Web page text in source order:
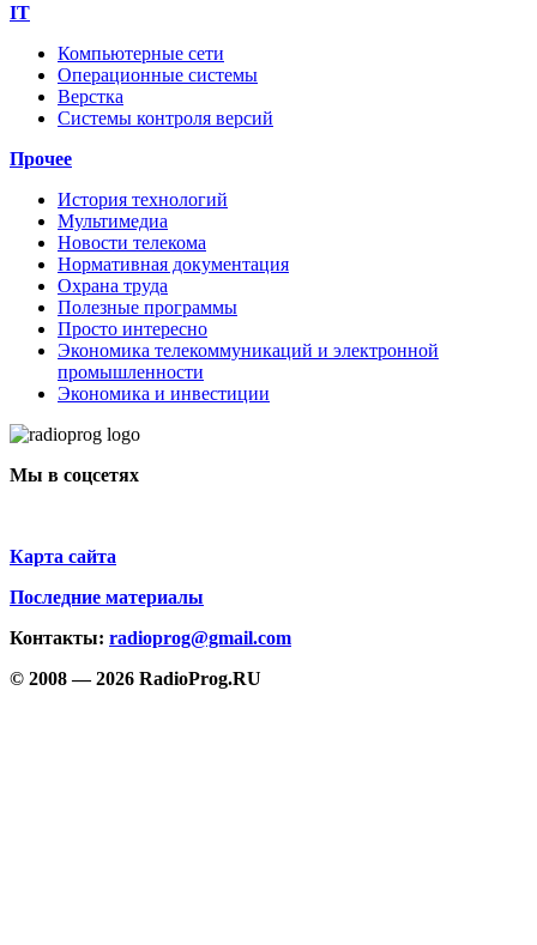
IT
Компьютерные сети
Операционные системы
Верстка
Системы контроля версий
Прочее
История технологий
Мультимедиа
Новости телекома
Нормативная документация
Охрана труда
Полезные программы
Просто интересно
Экономика телекоммуникаций и электронной
промышленности
Экономика и инвестиции
Мы в соцсетях
Карта сайта
Последние материалы
Контакты: radioprog@gmail.com
© 2008 — 2026 RadioProg.RU